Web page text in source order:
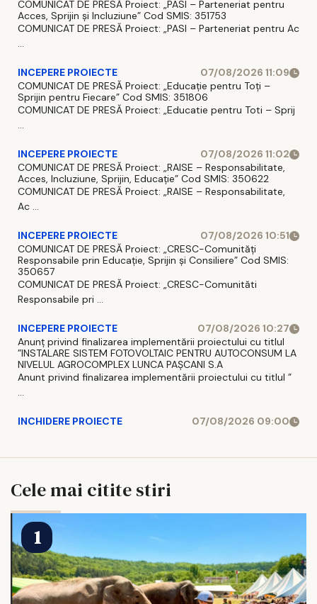
COMUNICAT DE PRESĂ Proiect: „PASI – Parteneriat pentru
Acces, Sprijin și Incluziune” Cod SMIS: 351753
COMUNICAT DE PRESĂ Proiect: „PASI – Parteneriat pentru Ac
...
INCEPERE PROIECTE
07/08/2026 11:09
COMUNICAT DE PRESĂ Proiect: „Educație pentru Toți –
Sprijin pentru Fiecare” Cod SMIS: 351806
COMUNICAT DE PRESĂ Proiect: „Educatie pentru Toti – Sprij
...
INCEPERE PROIECTE
07/08/2026 11:02
COMUNICAT DE PRESĂ Proiect: „RAISE – Responsabilitate,
Acces, Incluziune, Sprijin, Educație” Cod SMIS: 350622
COMUNICAT DE PRESĂ Proiect: „RAISE – Responsabilitate,
Ac ...
INCEPERE PROIECTE
07/08/2026 10:51
COMUNICAT DE PRESĂ Proiect: „CRESC-Comunități
Responsabile prin Educație, Sprijin și Consiliere” Cod SMIS:
350657
COMUNICAT DE PRESĂ Proiect: „CRESC-Comunităti
Responsabile pri ...
INCEPERE PROIECTE
07/08/2026 10:27
Anunț privind finalizarea implementării proiectului cu titlul
”INSTALARE SISTEM FOTOVOLTAIC PENTRU AUTOCONSUM LA
NIVELUL AGROCOMPLEX LUNCA PAȘCANI S.A
Anunt privind finalizarea implementării proiectului cu titlul ”
...
INCHIDERE PROIECTE 07/08/2026 09:00
Cele mai citite stiri